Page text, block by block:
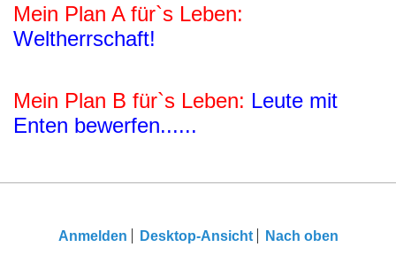
Mein Plan A für`s Leben:
Weltherrschaft!
Mein Plan B für`s Leben: Leute mit
Enten bewerfen......
Anmelden Desktop-Ansicht Nach oben